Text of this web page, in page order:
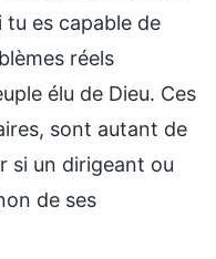
es capable de
réels
élu de Dieu. Ces
sont autant de
si un dirigeant ou
de ses